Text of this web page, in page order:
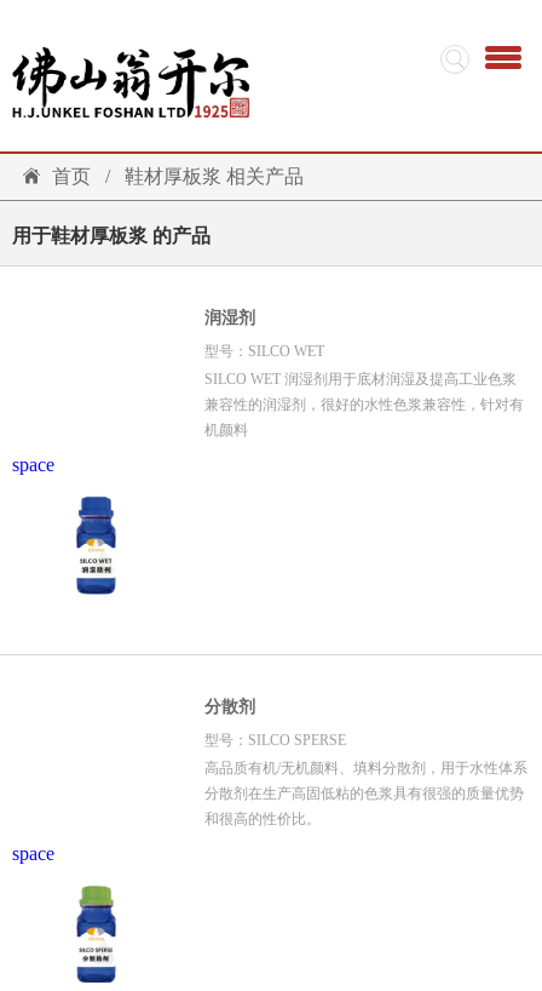
首页 / 鞋材厚板浆 相关产品
用于鞋材厚板浆 的产品
space
润湿剂
型号：SILCO WET
SILCO WET 润湿剂用于底材润湿及提高工业色浆
兼容性的润湿剂，很好的水性色浆兼容性，针对有
机颜料
space
分散剂
型号：SILCO SPERSE
高品质有机/无机颜料、填料分散剂，用于水性体系
分散剂在生产高固低粘的色浆具有很强的质量优势
和很高的性价比。